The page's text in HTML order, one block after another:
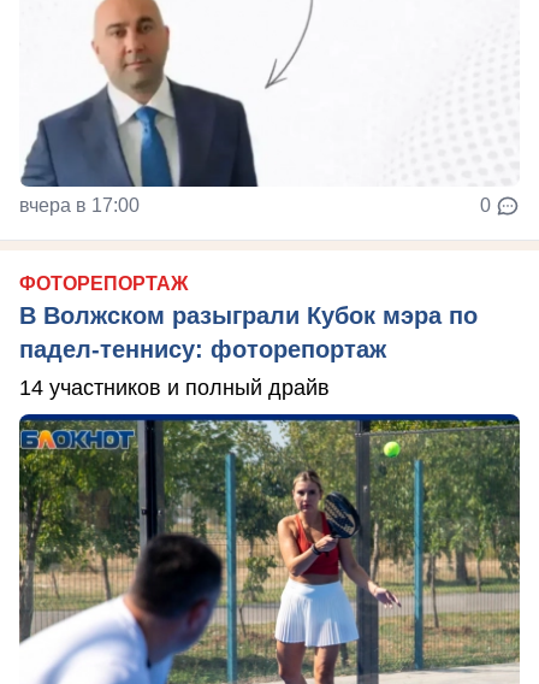
вчера в 17:00 0
ФОТОРЕПОРТАЖ
В Волжском разыграли Кубок мэра по
падел-теннису: фоторепортаж
14 участников и полный драйв